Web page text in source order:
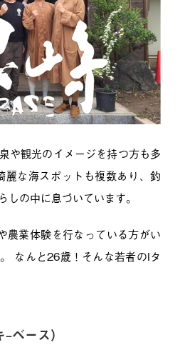
や観光のイメージを持つ方も多
麗な海スポットも複数あり、釣
しの中に息づいています。
農業体験を行なっている方がい
なんと26歳！そんな若者のIタ
ベース）